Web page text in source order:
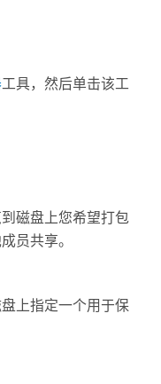
工具，然后单击该工
磁盘上您希望打包
员共享。
上指定一个用于保